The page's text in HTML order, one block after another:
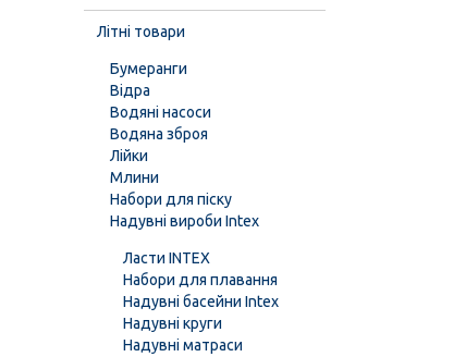
Літні товари
Бумеранги
Відра
Водяні насоси
Водяна зброя
Лійки
Млини
Набори для піску
Надувні вироби Intex
Ласти INTEX
Набори для плавання
Надувні басейни Intex
Надувні круги
Надувні матраси